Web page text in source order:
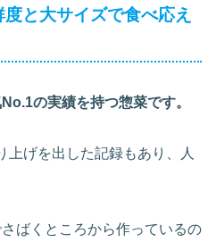
と大サイズで食べ応え
の実績を持つ惣菜です。
上げを出した記録もあり、人
ばくところから作っているの